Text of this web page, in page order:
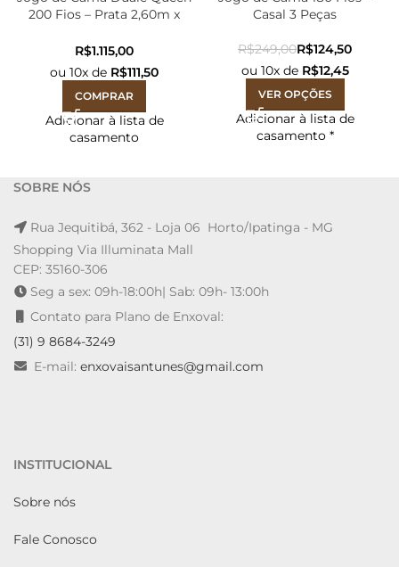
200 Fios – Prata 2,60m x
R$
ou 10x de R$111,50
COMPRAR
Adicionar à lista de
casamento
Casal 3 Peças
R$249,00R$124,50
ou 10x de R$12,45
VER OPÇÕES
Adicionar à lista de
casamento*
SOBRE NÓS
Rua Jequitibá, 362 - Loja 06 Horto/Ipatinga - MG
Shopping Via Illuminata Mall
CEP: 35160-306
Seg a sex: 09h-18:00h| Sab: 09h- 13:00h
Contato para Plano de Enxoval:
(31) 9 8684-3249
E-mail: enxovaisantunes@gmail.com
INSTITUCIONAL
Sobre nós
Fale Conosco